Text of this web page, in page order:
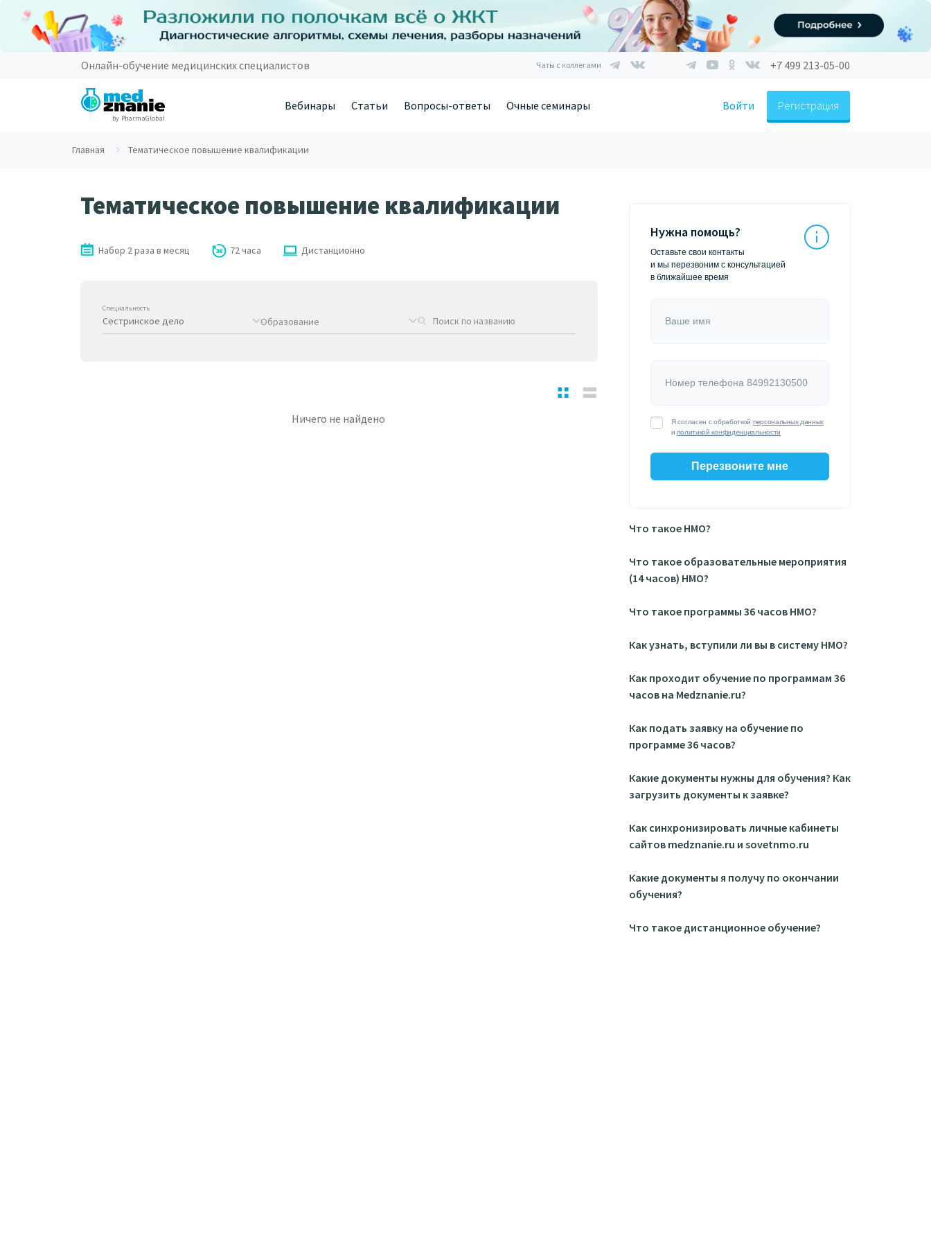
Онлайн-обучение медицинских специалистов Чаты с коллегами +7 499 213-05-00
by PharmaGlobal
Вебинары Статьи Вопросы-ответы Очные семинары Войти Регистрация
Главная Тематическое повышение квалификации
Тематическое повышение квалификации
Набор 2 раза в месяц 72 часа Дистанционно
Специальность
Образование
Ничего не найдено
Нужна помощь?
Оставьте свои контакты
и мы перезвоним с консультацией
в ближайшее время
Ваше имя
Номер телефона 84992130500
Я согласен с обработкой персональных данных
иполитикой конфиденциальности
Перезвоните мне
Что такое НМО?
Что такое образовательные мероприятия
(14 часов) НМО?
Что такое программы 36 часов НМО?
Как узнать, вступили ли вы в систему НМО?
Как проходит обучение по программам 36
часов на Medznanie.ru?
Как подать заявку на обучение по
программе 36 часов?
Какие документы нужны для обучения? Как
загрузить документы к заявке?
Как синхронизировать личные кабинеты
сайтов medznanie.ru и sovetnmo.ru
Какие документы я получу по окончании
обучения?
Что такое дистанционное обучение?